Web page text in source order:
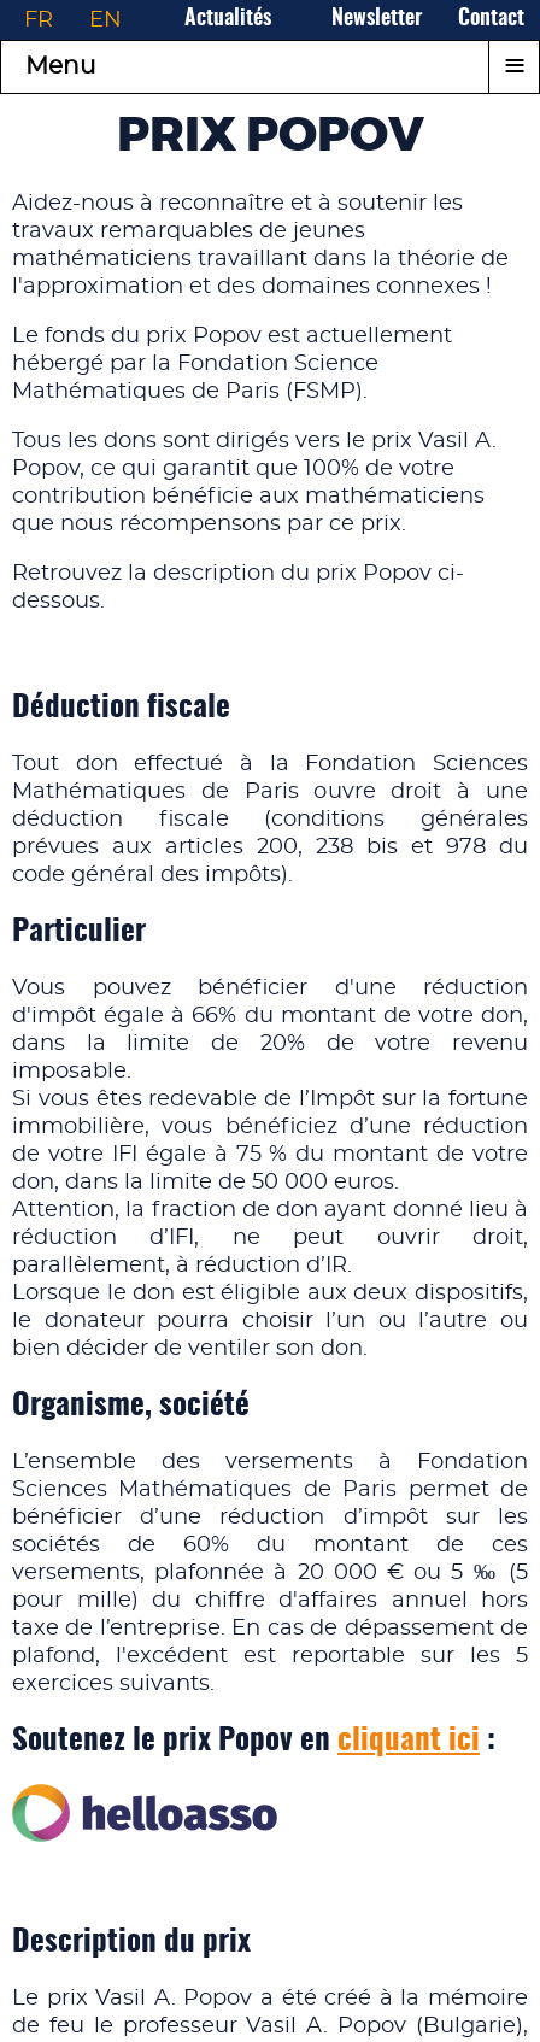
Actualités Newsletter Contact
FR EN
Menu ≡
PRIX POPOV
Aidez-nous à reconnaître et à soutenir les
travaux remarquables de jeunes
mathématiciens travaillant dans la théorie de
l'approximation et des domaines connexes !
Le fonds du prix Popov est actuellement
hébergé par la Fondation Science
Mathématiques de Paris (FSMP).
Tous les dons sont dirigés vers le prix Vasil A.
Popov, ce qui garantit que 100% de votre
contribution bénéficie aux mathématiciens
que nous récompensons par ce prix.
Retrouvez la description du prix Popov ci-
dessous.
Déduction fiscale
Tout don effectué à la Fondation Sciences
Mathématiques de Paris ouvre droit à une
déduction fiscale (conditions générales
prévues aux articles 200, 238 bis et 978 du
code général des impôts).
Particulier
Vous pouvez bénéficier d'une réduction
d'impôt égale à 66% du montant de votre don,
dans la limite de 20% de votre revenu
imposable.
Si vous êtes redevable de l’Impôt sur la fortune
immobilière, vous bénéficiez d’une réduction
de votre IFI égale à 75 % du montant de votre
don, dans la limite de 50 000 euros.
Attention, la fraction de don ayant donné lieu à
réduction d’IFI, ne peut ouvrir droit,
parallèlement, à réduction d’IR.
Lorsque le don est éligible aux deux dispositifs,
le donateur pourra choisir l’un ou l’autre ou
bien décider de ventiler son don.
Organisme, société
L’ensemble des versements à Fondation
Sciences Mathématiques de Paris permet de
bénéficier d’une réduction d’impôt sur les
sociétés de 60% du montant de ces
versements, plafonnée à 20 000 € ou 5 ‰ (5
pour mille) du chiffre d'affaires annuel hors
taxe de l’entreprise. En cas de dépassement de
plafond, l'excédent est reportable sur les 5
exercices suivants.
Soutenez le prix Popov en cliquant ici :
Description du prix
Le prix Vasil A. Popov a été créé à la mémoire
de feu le professeur Vasil A. Popov (Bulgarie),